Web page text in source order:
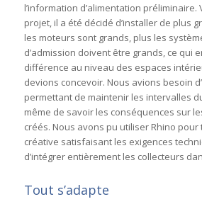
l’information d’alimentation préliminaire.
projet, il a été décidé d’installer de plus
les moteurs sont grands, plus les
d’admission doivent être grands, ce qui
différence au niveau des espaces
devions concevoir. Nous avions besoin
permettant de maintenir les intervalles
même de savoir les conséquences sur
créés. Nous avons pu utiliser Rhino
créative satisfaisant les exigences
d’intégrer entièrement les collecteurs
Tout s’adapte